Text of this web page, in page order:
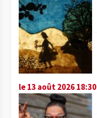
le 13 août 2026 18:30